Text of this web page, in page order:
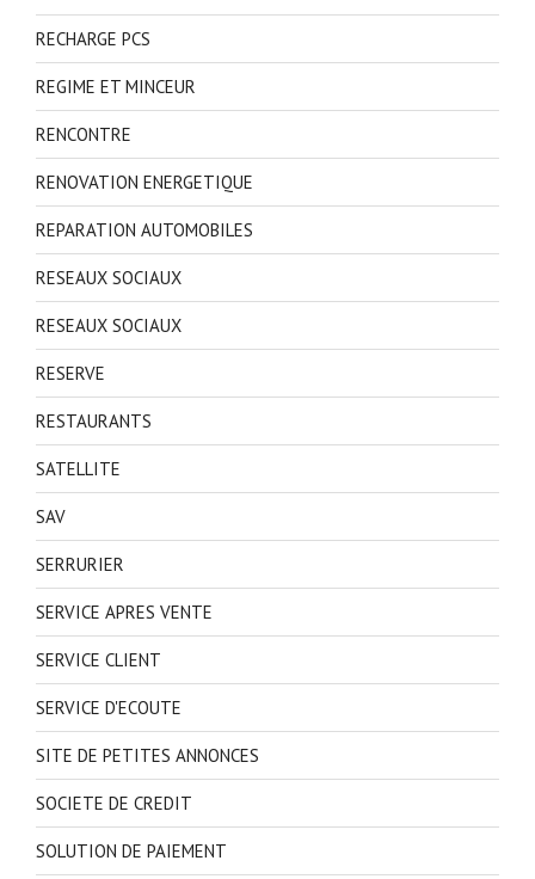
RECHARGE PCS
REGIME ET MINCEUR
RENCONTRE
RENOVATION ENERGETIQUE
REPARATION AUTOMOBILES
RESEAUX SOCIAUX
RESEAUX SOCIAUX
RESERVE
RESTAURANTS
SATELLITE
SAV
SERRURIER
SERVICE APRES VENTE
SERVICE CLIENT
SERVICE D'ECOUTE
SITE DE PETITES ANNONCES
SOCIETE DE CREDIT
SOLUTION DE PAIEMENT